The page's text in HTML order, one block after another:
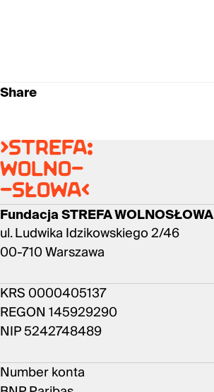
Share
>strefa:
wolno-
-słowa<
Fundacja STREFA WOLNOSŁOWA
ul. Ludwika Idzikowskiego 2/46
00-710 Warszawa
KRS 0000405137
REGON 145929290
NIP 5242748489
Number konta